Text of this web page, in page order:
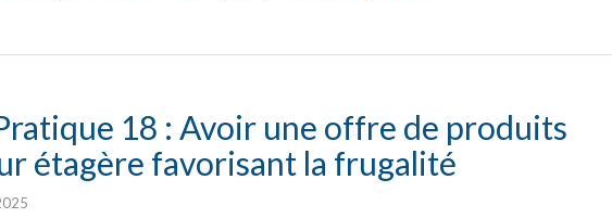
18 : Avoir une offre de produits
étagère favorisant la frugalité